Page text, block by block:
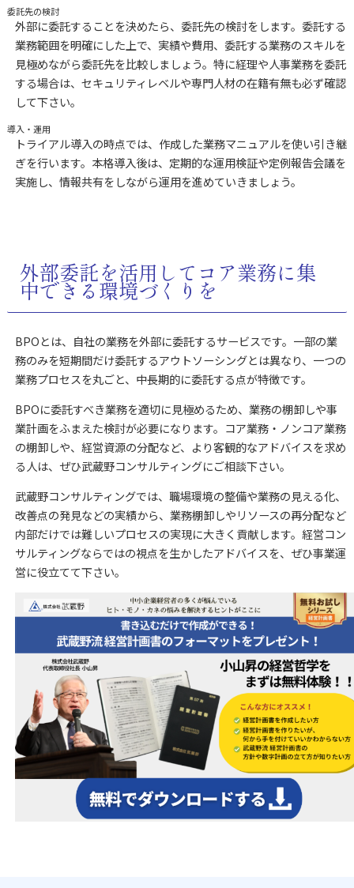
委託先の検討
外部に委託することを決めたら、委託先の検討をします。委託する
業務範囲を明確にした上で、実績や費用、委託する業務のスキルを
見極めながら委託先を比較しましょう。特に経理や人事業務を委託
する場合は、セキュリティレベルや専門人材の在籍有無も必ず確認
して下さい。
導入・運用
トライアル導入の時点では、作成した業務マニュアルを使い引き継
ぎを行います。本格導入後は、定期的な運用検証や定例報告会議を
実施し、情報共有をしながら運用を進めていきましょう。
外部委託を活用してコア業務に集
中できる環境づくりを
BPOとは、自社の業務を外部に委託するサービスです。一部の業
務のみを短期間だけ委託するアウトソーシングとは異なり、一つの
業務プロセスを丸ごと、中長期的に委託する点が特徴です。
BPOに委託すべき業務を適切に見極めるため、業務の棚卸しや事
業計画をふまえた検討が必要になります。コア業務・ノンコア業務
の棚卸しや、経営資源の分配など、より客観的なアドバイスを求め
る人は、ぜひ武蔵野コンサルティングにご相談下さい。
武蔵野コンサルティングでは、職場環境の整備や業務の見える化、
改善点の発見などの実績から、業務棚卸しやリソースの再分配など
内部だけでは難しいプロセスの実現に大きく貢献します。経営コン
サルティングならではの視点を生かしたアドバイスを、ぜひ事業運
営に役立てて下さい。